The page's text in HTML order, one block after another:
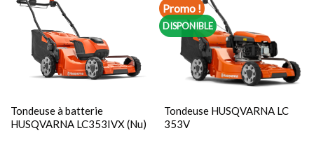
Tondeuse à batterie
HUSQVARNA LC353IVX (Nu)
Promo !
DISPONIBLE
Tondeuse HUSQVARNA LC
353V